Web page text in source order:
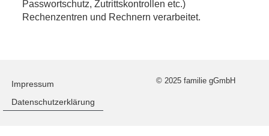
Passwortschutz, Zutrittskontrollen etc.)
Rechenzentren und Rechnern verarbeitet.
© 2025 familie gGmbH
Impressum
Datenschutzerklärung